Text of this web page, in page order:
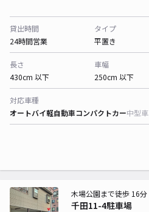
貸出時間
24時間営業
タイプ
平置き
長さ
430cm 以下
車幅
250cm 以下
対応車種
オートバイ軽自動車コンパクトカー中型車
千田11-4駐車場
木場公園まで徒歩 16分